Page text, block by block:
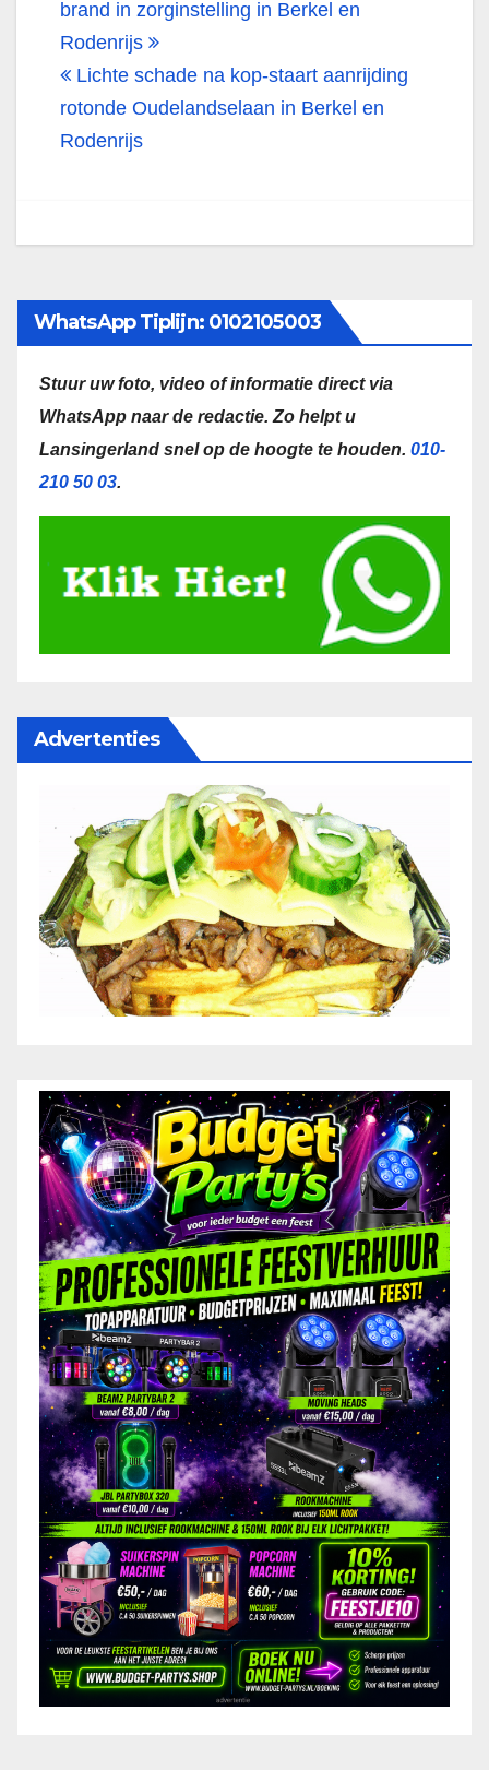
navigatie
brand in zorginstelling in Berkel en
Rodenrijs
Lichte schade na kop-staart aanrijding
rotonde Oudelandselaan in Berkel en
Rodenrijs
WhatsApp Tiplijn: 0102105003
Stuur uw foto, video of informatie direct via
WhatsApp naar de redactie. Zo helpt u
Lansingerland snel op de hoogte te houden. 010-
210 50 03.
Advertenties